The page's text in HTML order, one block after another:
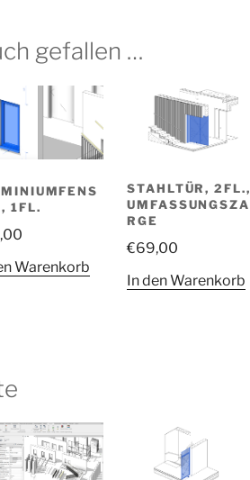
gefallen …
1FL.
Warenkorb
STAHLTÜR, 2FL.,
UMFASSUNGSZA
RGE
€69,00
In den Warenkorb